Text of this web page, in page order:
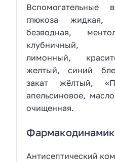
Вспомогательные
глюкоза жидкая,
безводная,
клубничный,
лимонный,
желтый, синий
закат жёлтый,
апельсиновое,
очищенная.
Антисептический